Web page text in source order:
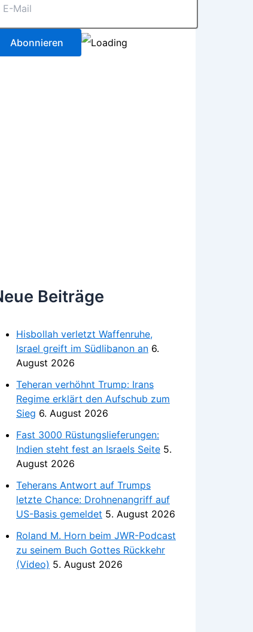
Beiträge
Hisbollah verletzt Waffenruhe,
Israel greift im Südlibanon an 6.
August 2026
Teheran verhöhnt Trump: Irans
Regime erklärt den Aufschub zum
Sieg 6. August 2026
Fast 3000 Rüstungslieferungen:
Indien steht fest an Israels Seite 5.
August 2026
Teherans Antwort auf Trumps
letzte Chance: Drohnenangriff auf
US-Basis gemeldet 5. August 2026
Roland M. Horn beim JWR-Podcast
zu seinem Buch Gottes Rückkehr
(Video) 5. August 2026